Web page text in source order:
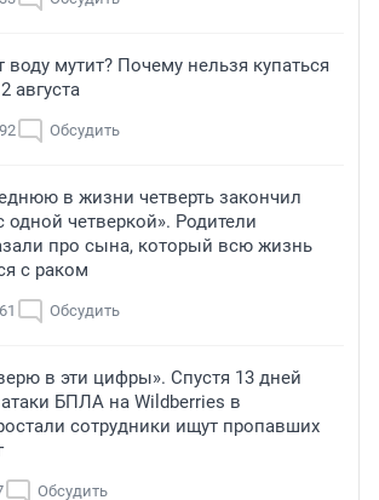
воду мутит? Почему нельзя купаться
августа
Обсудить
в жизни четверть закончил
одной четверкой». Родители
про сына, который всю жизнь
с раком
Обсудить
в эти цифры». Спустя 13 дней
БПЛА на Wildberries в
сотрудники ищут пропавших
Обсудить